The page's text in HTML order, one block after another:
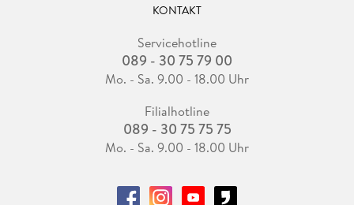
KONTAKT
Servicehotline
089 - 30 75 79 00
Mo. - Sa. 9.00 - 18.00 Uhr
Filialhotline
089 - 30 75 75 75
Mo. - Sa. 9.00 - 18.00 Uhr